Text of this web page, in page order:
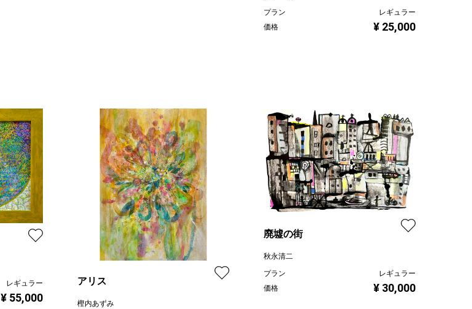
プラン
レギュラー
価格
¥ 25,000
レギュラー
¥ 55,000
アリス
樫内あずみ
廃墟の街
秋永清二
プラン
レギュラー
価格
¥ 30,000